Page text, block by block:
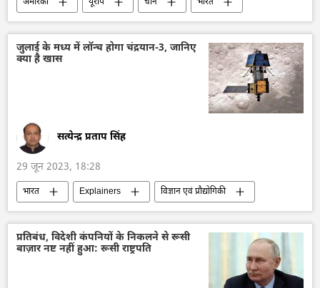
अमेरिका यूरोप चीन
भारत
ऑस्ट्रेलिया
विज्ञान एवं प्रौद्योगिकी
ऑफबीट
तकनीकी विकास
भारत का विकास
समावेशी विकास
अंतरिक्ष उद्योग
जुलाई के मध्य में लॉन्च होगा चंद्रयान-3, जानिए
क्या है खास
सत्येन्द्र प्रताप सिंह
29 जून 2023, 18:28
भारत Explainers
विज्ञान एवं प्रौद्योगिकी
इसरो
अंतरिक्ष
अंतरिक्ष उद्योग
अंतरिक्ष अनुसंधान
तकनीकी विकास
रॉकेट प्रक्षेपण
प्रतिबंध, विदेशी कंपनियों के निकलने से रूसी
बाज़ार नष्ट नहीं हुआ: रूसी राष्ट्रपति